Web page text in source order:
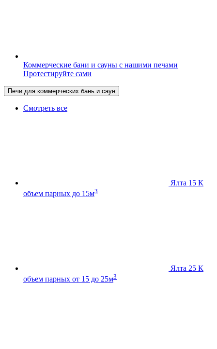
Коммерческие бани и сауны с нашими печами
Протестируйте сами
Печи для коммерческих бань и саун
Смотреть все
Ялта 15 К
объем парных до 15м3
Ялта 25 К
объем парных от 15 до 25м3